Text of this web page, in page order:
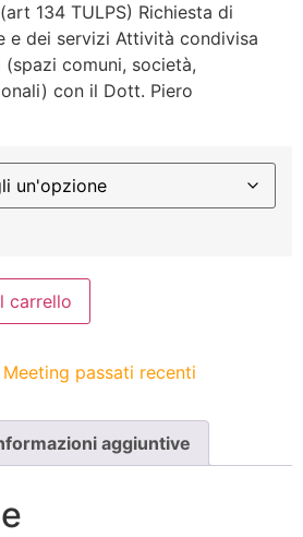
134 TULPS) Richiesta di
e dei servizi Attività condivisa
comuni, società,
con il Dott. Piero
carrello
Meeting passati recenti
aggiuntive